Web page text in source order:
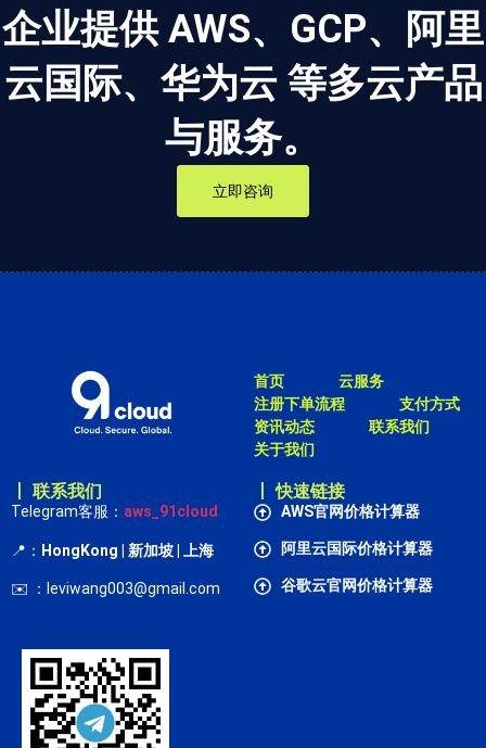
企业提供 AWS、GCP、阿里
云国际、华为云 等多云产品
与服务。
立即咨询
首页
云服务
注册下单流程
支付方式
资讯动态
联系我们
关于我们
丨 联系我们
Telegram客服： aws_91cloud
📍： HongKong | 新加坡 | 上海
✉️ ：leviwang003@gmail.com
丨 快速链接
AWS官网价格计算器
阿里云国际价格计算器
谷歌云官网价格计算器